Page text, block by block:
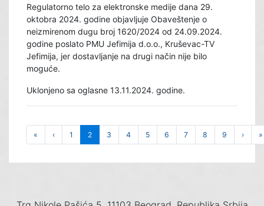
Regulatorno telo za elektronske medije dana 29.
oktobra 2024. godine objavljuje Obaveštenje o
neizmirenom dugu broj 1620/2024 od 24.09.2024.
godine poslato PMU Jefimija d.o.o., Kruševac-TV
Jefimija, jer dostavljanje na drugi način nije bilo
moguće.
Uklonjeno sa oglasne 13.11.2024. godine.
« ‹ 1 2 3 4 5 6 7 8 9 › »